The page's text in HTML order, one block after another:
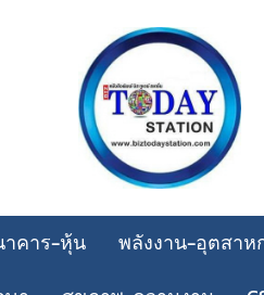
าคาร-หุ้น พลังงาน-อุตสาห